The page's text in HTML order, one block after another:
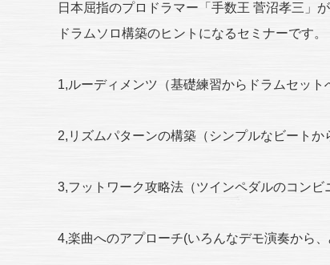
日本屈指のプロドラマー「手数王 菅沼孝三」
ドラムソロ構築のヒントになるセミナーです。
1,ルーディメンツ（基礎練習からドラムセット
2,リズムパターンの構築（シンプルなビートか
3,フットワーク攻略法（ツインペダルのコンビ
4,楽曲へのアプローチ(いろんなデモ演奏から